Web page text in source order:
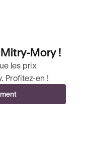
Mory !
les prix
Profitez-en !